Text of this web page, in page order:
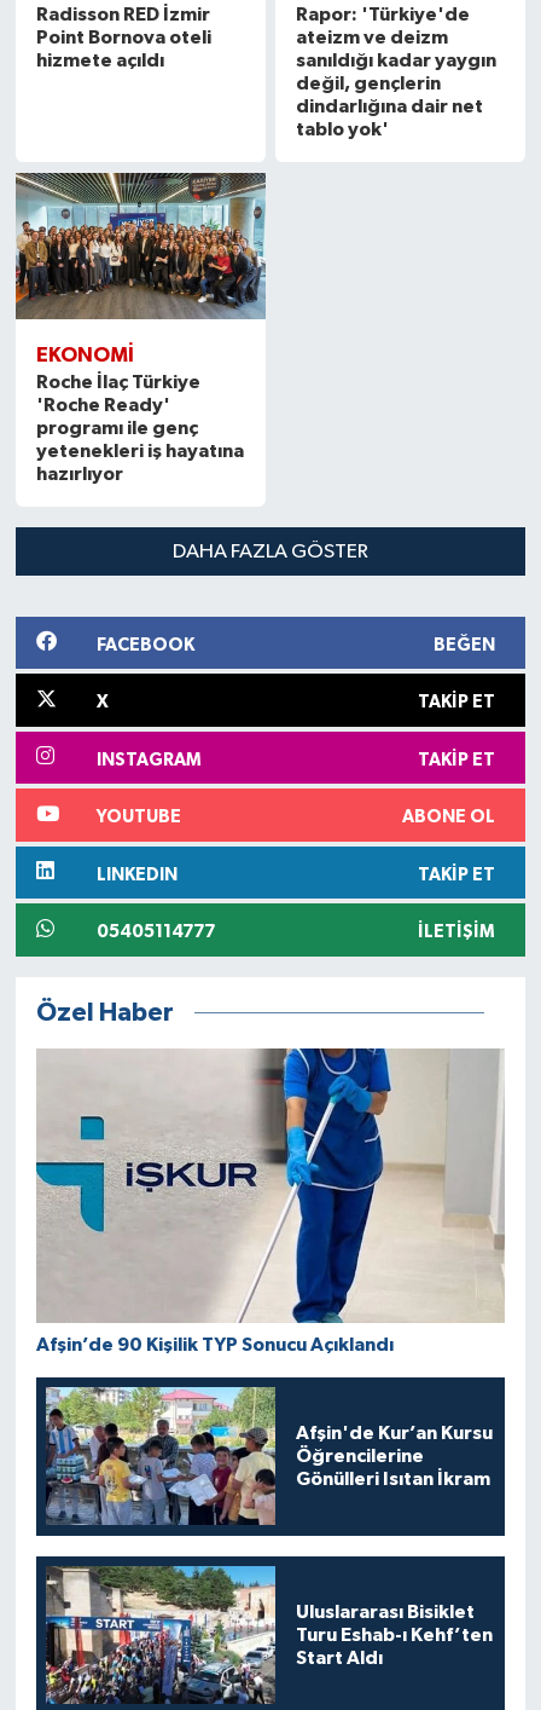
Radisson RED İzmir
Point Bornova oteli
hizmete açıldı
Rapor: 'Türkiye'de
ateizm ve deizm
sanıldığı kadar yaygın
değil, gençlerin
dindarlığına dair net
tablo yok'
EKONOMI
Roche İlaç Türkiye
'Roche Ready'
programı ile genç
yetenekleri iş hayatına
hazırlıyor
DAHA FAZLA GÖSTER
FACEBOOK BEĞEN
X TAKIP ET
INSTAGRAM TAKIP ET
YOUTUBE ABONE OL
LINKEDIN TAKIP ET
05405114777 İLETIŞIM
Özel Haber
Afşin’de 90 Kişilik TYP Sonucu Açıklandı
Afşin'de Kur’an Kursu
Öğrencilerine
Gönülleri Isıtan İkram
Uluslararası Bisiklet
Turu Eshab-ı Kehf’ten
Start Aldı